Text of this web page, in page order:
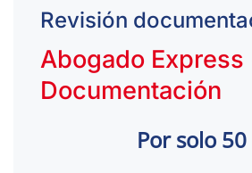
Revisión
Abogado Express
Documentación
Por solo 50